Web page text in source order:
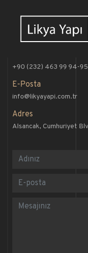
+90 (232) 463 99 94-95
E-Posta
info@likyayapi.com.tr
Adres
Alsancak, Cumhuriyet